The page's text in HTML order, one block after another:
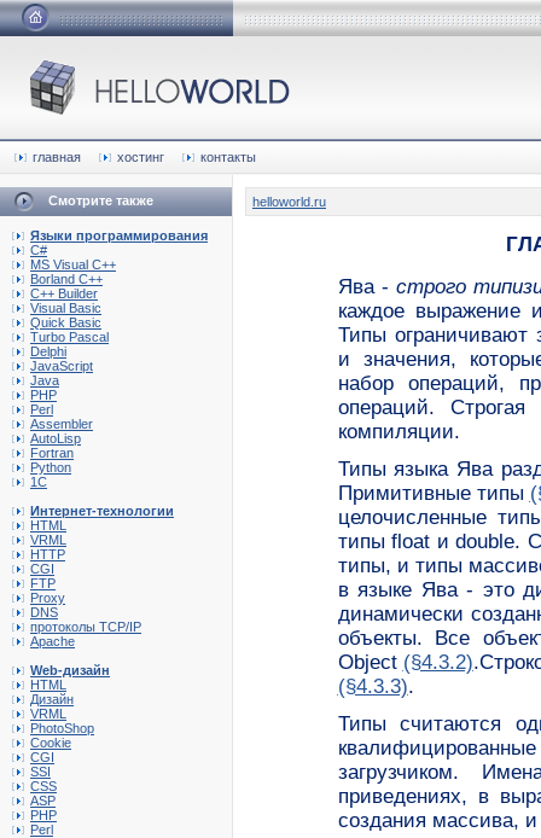
главная хостинг контакты
Смотрите также
Языки программирования
C#
MS Visual C++
Borland C++
C++ Builder
Visual Basic
Quick Basic
Turbo Pascal
Delphi
JavaScript
Java
PHP
Perl
Assembler
AutoLisp
Fortran
Python
1C
Интернет-технологии
HTML
VRML
HTTP
CGI
FTP
Proxy
DNS
протоколы TCP/IP
Apache
Web-дизайн
HTML
Дизайн
VRML
PhotoShop
Cookie
CGI
SSI
CSS
ASP
PHP
Perl
helloworld.ru
Ява -строго
каждое выражение
Типы ограничивают
и значения,
набор операций,
операций.
компиляции.
Типы языка Ява
Примитивные типы
целочисленные
типы float и double.
типы, и типы
в языке Ява - это
динамически
объекты. Все
Object (§4.3.2)
(§4.3.3).
Типы считаются
загрузчиком.
приведениях, в
создания массива,